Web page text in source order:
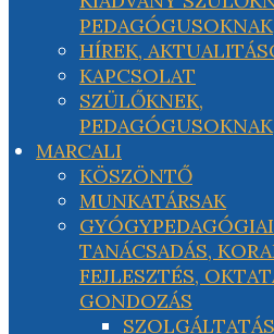
PEDAGÓGUSOKNAK
HÍREK,
KAPCSOLAT
SZÜLŐKNEK,
PEDAGÓGUSOKNAK
MARCALI
KÖSZÖNTŐ
MUNKATÁRSAK
GYÓGYPEDAGÓGIAI
TANÁCSADÁS,
FEJLESZTÉS,
GONDOZÁS